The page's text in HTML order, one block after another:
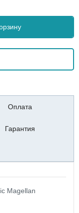
Оплата
Гарантия
Magellan